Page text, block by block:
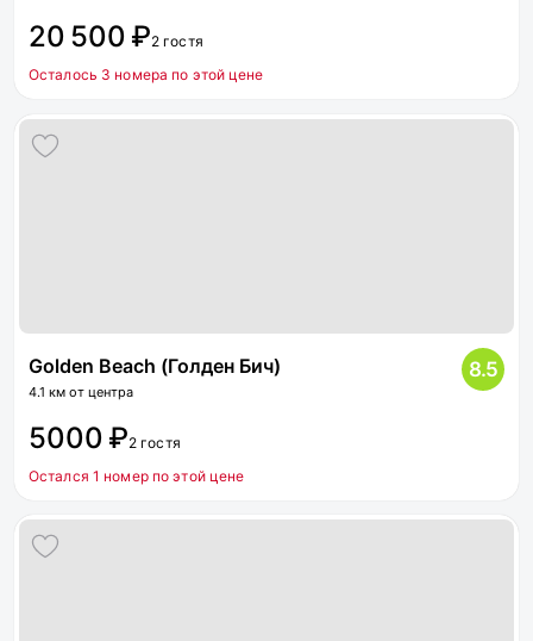
20 500 ₽2 гостя
Осталось 3 номера по этой цене
Golden Beach (Голден Бич)
4.1 км от центра
8.5
5000 ₽2 гостя
Остался 1 номер по этой цене